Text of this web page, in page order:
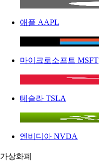
애플 AAPL
마이크로소프트 MSFT
테슬라 TSLA
엔비디아 NVDA
가상화폐